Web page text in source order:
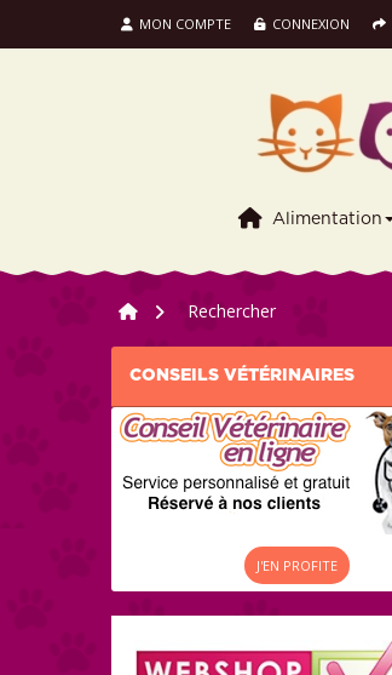
MON COMPTE CONNEXION
Alimentation
> Rechercher
CONSEILS VÉTÉRINAIRES
J'EN PROFITE